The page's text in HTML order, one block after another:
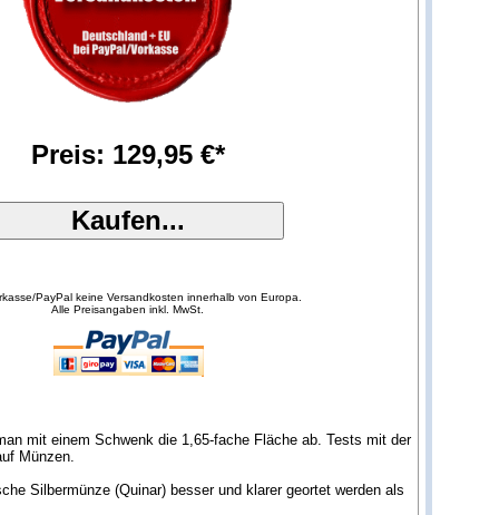
Preis: 129,95 €*
PayPal keine Versandkosten innerhalb von Europa.
Alle Preisangaben inkl. MwSt.
mit einem Schwenk die 1,65-fache Fläche ab. Tests mit der
Münzen.
Silbermünze (Quinar) besser und klarer geortet werden als